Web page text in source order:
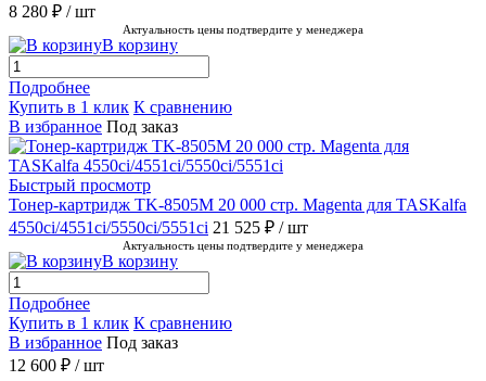
8 280 ₽ / шт
Актуальность цены подтвердите у менеджера
В корзину
Подробнее
Купить в 1 клик К сравнению
В избранное Под заказ
Быстрый просмотр
Тонер-картридж TK-8505M 20 000 стр. Magenta для TASKalfa
4550ci/4551ci/5550ci/5551ci 21 525 ₽ / шт
Актуальность цены подтвердите у менеджера
В корзину
Подробнее
Купить в 1 клик К сравнению
В избранное Под заказ
12 600 ₽ / шт